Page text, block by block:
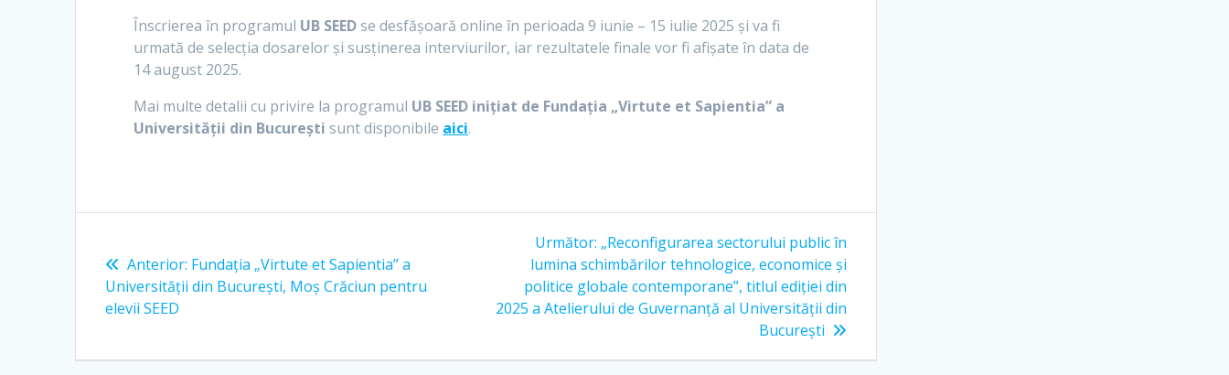
Înscrierea în programul UB SEEDse desfășoară online în perioada 9 iunie – 15 iulie 2025 și va fi
urmată de selecția dosarelor și susținerea interviurilor, iar rezultatele finale vor fi afișate în data de
14 august 2025.
Mai multe detalii cu privire la programul UB SEED inițiat de Fundația „Virtute et Sapientia” a
Universității din București sunt disponibile aici.
Anterior: Fundația „Virtute et Sapientia” a
Universității din București, Moș Crăciun pentru
elevii SEED
Următor: „Reconfigurarea sectorului public în
lumina schimbărilor tehnologice, economice și
politice globale contemporane”, titlul ediției din
2025 a Atelierului de Guvernanță al Universității din
București